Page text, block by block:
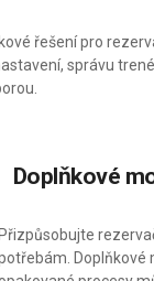
řešení pro
správu
Doplňkové
Přizpůsobujte
Doplňkové